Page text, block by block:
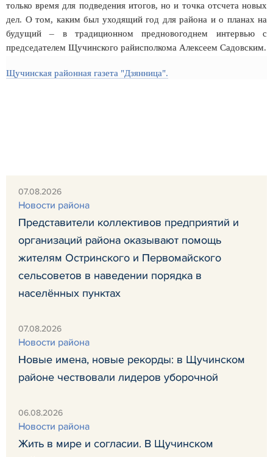
только время для подведения итогов, но и точка отсчета новых
дел. О том, каким был уходящий год для района и о планах на
будущий – в традиционном предновогоднем интервью с
председателем Щучинского райисполкома Алексеем Садовским.
Щучинская районная газета "Дзянница".
07.08.2026
Новости района
Представители коллективов предприятий и
организаций района оказывают помощь
жителям Остринского и Первомайского
сельсоветов в наведении порядка в
населённых пунктах
07.08.2026
Новости района
Новые имена, новые рекорды: в Щучинском
районе чествовали лидеров уборочной
06.08.2026
Новости района
Жить в мире и согласии. В Щучинском